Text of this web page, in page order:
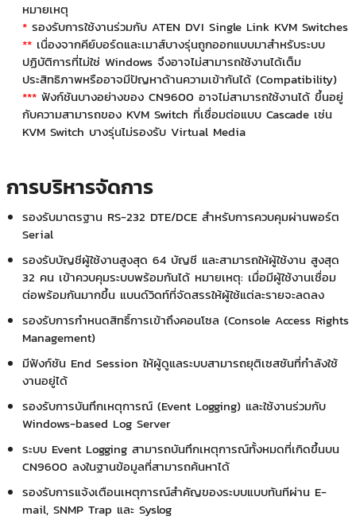
หมายเหตุ
* รองรับการใช้งานร่วมกับ ATEN DVI Single Link KVM Switches
**เนื่องจากคีย์บอร์ดและเมาส์บางรุ่นถูกออกแบบมาสำหรับระบบ
ปฏิบัติการที่ไม่ใช่ Windows จึงอาจไม่สามารถใช้งานได้เต็ม
ประสิทธิภาพหรืออาจมีปัญหาด้านความเข้ากันได้ (Compatibility)
***ฟังก์ชันบางอย่างของ CN9600 อาจไม่สามารถใช้งานได้ ขึ้นอยู่
กับความสามารถของ KVM Switch ที่เชื่อมต่อแบบ Cascade เช่น
KVM Switch บางรุ่นไม่รองรับ Virtual Media
การบริหารจัดการ
รองรับมาตรฐาน RS-232 DTE/DCE สำหรับการควบคุมผ่านพอร์ต
Serial
รองรับบัญชีผู้ใช้งานสูงสุด 64 บัญชี และสามารถให้ผู้ใช้งาน สูงสุด
32 คน เข้าควบคุมระบบพร้อมกันได้ หมายเหตุ: เมื่อมีผู้ใช้งานเชื่อม
ต่อพร้อมกันมากขึ้น แบนด์วิดท์ที่จัดสรรให้ผู้ใช้แต่ละรายจะลดลง
รองรับการกำหนดสิทธิ์การเข้าถึงคอนโซล (Console Access Rights
Management)
มีฟังก์ชัน End Session ให้ผู้ดูแลระบบสามารถยุติเซสชันที่กำลังใช้
งานอยู่ได้
รองรับการบันทึกเหตุการณ์ (Event Logging) และใช้งานร่วมกับ
Windows-based Log Server
ระบบ Event Logging สามารถบันทึกเหตุการณ์ทั้งหมดที่เกิดขึ้นบน
CN9600 ลงในฐานข้อมูลที่สามารถค้นหาได้
รองรับการแจ้งเตือนเหตุการณ์สำคัญของระบบแบบทันทีผ่าน E-
mail, SNMP Trap และ Syslog